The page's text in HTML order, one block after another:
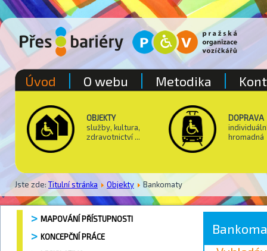
OBJEKTY
služby, kultura,
zdravotnictví ...
DOPRAVA
hromadná
Jste zde: Titulní stránka Objekty Bankomaty
Úvod O webu Metodika
MAPOVÁNÍ PŘÍSTUPNOSTI
KONCEPČNÍ PRÁCE